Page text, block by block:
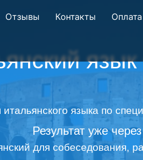
Отзывы Контакты Оплата
языка по
Результат уже
для собеседования,